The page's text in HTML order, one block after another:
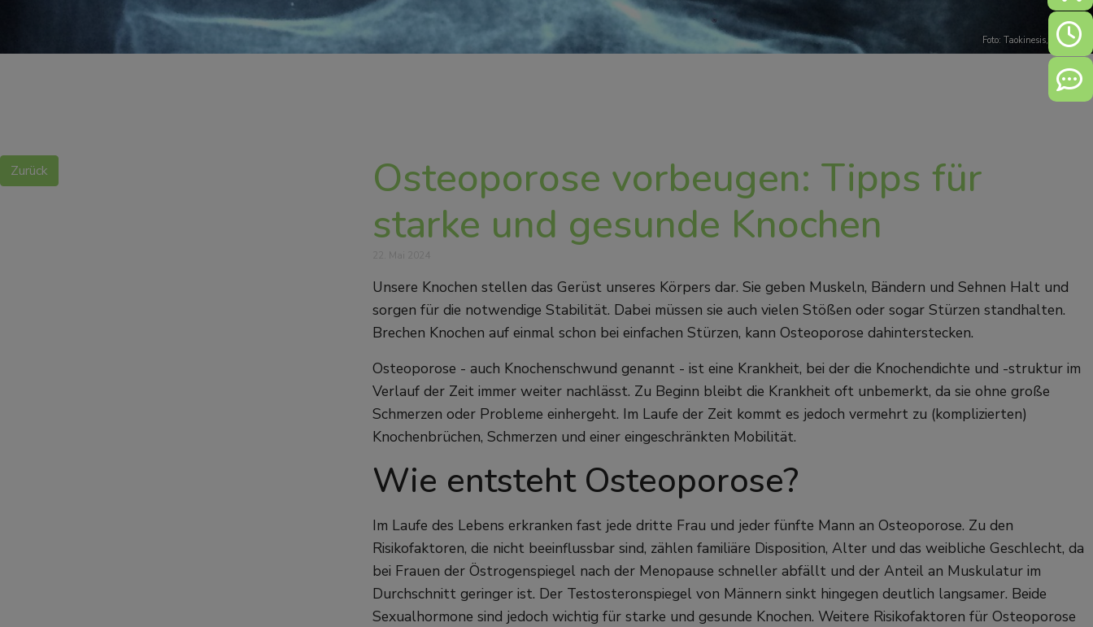
Foto: Taokinesis, Pixabay
Zurück
Osteoporose vorbeugen: Tipps für
starke und gesunde Knochen
Unsere Knochen stellen das Gerüst unseres Körpers dar. Sie geben Muskeln, Bändern und Sehnen Halt und
sorgen für die notwendige Stabilität. Dabei müssen sie auch vielen Stößen oder sogar Stürzen standhalten.
Brechen Knochen auf einmal schon bei einfachen Stürzen, kann Osteoporose dahinterstecken.
Osteoporose - auch Knochenschwund genannt - ist eine Krankheit, bei der die Knochendichte und -struktur im
Verlauf der Zeit immer weiter nachlässt. Zu Beginn bleibt die Krankheit oft unbemerkt, da sie ohne große
Schmerzen oder Probleme einhergeht. Im Laufe der Zeit kommt es jedoch vermehrt zu (komplizierten)
Knochenbrüchen, Schmerzen und einer eingeschränkten Mobilität.
Wie entsteht Osteoporose?
Im Laufe des Lebens erkranken fast jede dritte Frau und jeder fünfte Mann an Osteoporose. Zu den
Risikofaktoren, die nicht beeinflussbar sind, zählen familiäre Disposition, Alter und das weibliche Geschlecht, da
bei Frauen der Östrogenspiegel nach der Menopause schneller abfällt und der Anteil an Muskulatur im
Durchschnitt geringer ist. Der Testosteronspiegel von Männern sinkt hingegen deutlich langsamer. Beide
Sexualhormone sind jedoch wichtig für starke und gesunde Knochen. Weitere Risikofaktoren für Osteoporose